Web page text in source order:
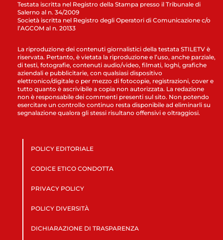
Testata iscritta nel Registro della Stampa presso il Tribunale di
Salerno al n. 34/2009
Società iscritta nel Registro degli Operatori di Comunicazione c/o
l’AGCOM al n. 20133
La riproduzione dei contenuti giornalistici della testata STILETV è
riservata. Pertanto, è vietata la riproduzione e l’uso, anche parziale,
di testi, fotografie, contenuti audio/video, filmati, loghi, grafiche
aziendali e pubblicitarie, con qualsiasi dispositivo
elettronico/digitale o per mezzo di fotocopie, registrazioni, cover e
tutto quanto è ascrivibile a copia non autorizzata. La redazione
non è responsabile dei commenti presenti sul sito. Non potendo
esercitare un controllo continuo resta disponibile ad eliminarli su
segnalazione qualora gli stessi risultano offensivi e oltraggiosi.
POLICY EDITORIALE
CODICE ETICO CONDOTTA
PRIVACY POLICY
POLICY DIVERSITÀ
DICHIARAZIONE DI TRASPARENZA